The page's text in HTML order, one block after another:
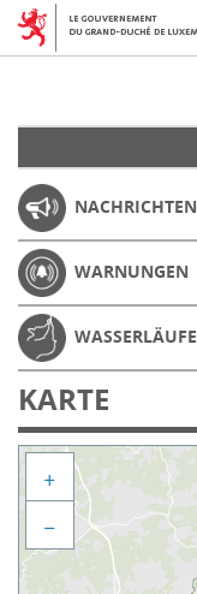
NACHRICHTEN
WARNUNGEN
WASSERLÄUFE
KARTE
+
−